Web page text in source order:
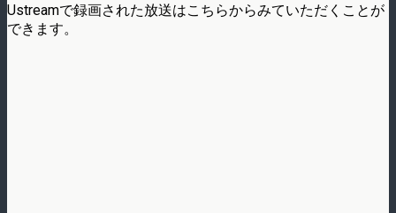
Ustreamで録画された放送はこちらからみていただくことが
できます。